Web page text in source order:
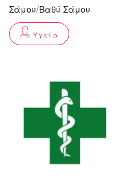
Σάμου/Βαθύ Σάμου
Υγεία